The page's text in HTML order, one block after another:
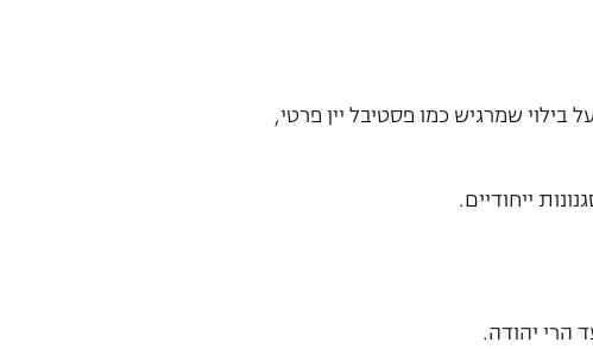
שמרגיש כמו פסטיבל יין פרטי,
ייחודיים.
הרי יהודה.